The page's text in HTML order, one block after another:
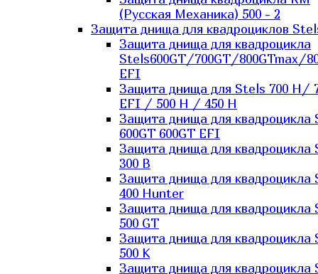
(Русская Механика) 500 - 2
Защита днища для квадроциклов
Защита днища для квадроцикла
Stels600GT/700GT/800GTmax/
EFI
Защита днища для Stels 700 H/
EFI / 500 H / 450 H
Защита днища для квадроцикла
600GT 600GT EFI
Защита днища для квадроцикла
300 B
Защита днища для квадроцикла
400 Hunter
Защита днища для квадроцикла
500 GT
Защита днища для квадроцикла
500 K
Защита днища для квадроцикла